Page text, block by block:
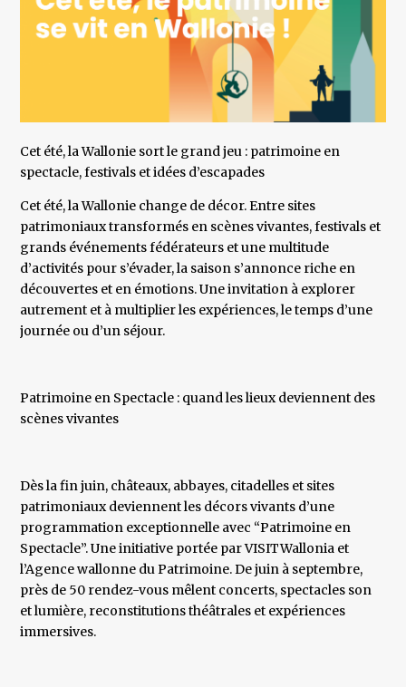
Cet été, la Wallonie sort le grand jeu : patrimoine en
spectacle, festivals et idées d’escapades
Cet été, la Wallonie change de décor. Entre sites
patrimoniaux transformés en scènes vivantes, festivals et
grands événements fédérateurs et une multitude
d’activités pour s’évader, la saison s’annonce riche en
découvertes et en émotions. Une invitation à explorer
autrement et à multiplier les expériences, le temps d’une
journée ou d’un séjour.
Patrimoine en Spectacle : quand les lieux deviennent des
scènes vivantes
Dès la fin juin, châteaux, abbayes, citadelles et sites
patrimoniaux deviennent les décors vivants d’une
programmation exceptionnelle avec “Patrimoine en
Spectacle”. Une initiative portée par VISITWallonia et
l’Agence wallonne du Patrimoine. De juin à septembre,
près de 50 rendez-vous mêlent concerts, spectacles son
et lumière, reconstitutions théâtrales et expériences
immersives.